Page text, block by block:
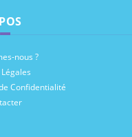
nous ?
Confidentialité